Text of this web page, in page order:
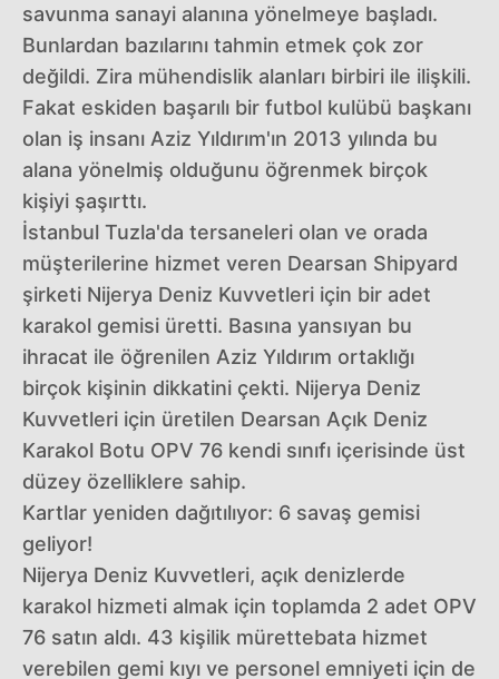
savunma sanayi alanına yönelmeye başladı.
Bunlardan bazılarını tahmin etmek çok zor
değildi. Zira mühendislik alanları birbiri ile ilişkili.
Fakat eskiden başarılı bir futbol kulübü başkanı
olan iş insanı Aziz Yıldırım'ın 2013 yılında bu
alana yönelmiş olduğunu öğrenmek birçok
kişiyi şaşırttı.
İstanbul Tuzla'da tersaneleri olan ve orada
müşterilerine hizmet veren Dearsan Shipyard
şirketi Nijerya Deniz Kuvvetleri için bir adet
karakol gemisi üretti. Basına yansıyan bu
ihracat ile öğrenilen Aziz Yıldırım ortaklığı
birçok kişinin dikkatini çekti. Nijerya Deniz
Kuvvetleri için üretilen Dearsan Açık Deniz
Karakol Botu OPV 76 kendi sınıfı içerisinde üst
düzey özelliklere sahip.
Kartlar yeniden dağıtılıyor: 6 savaş gemisi
geliyor!
Nijerya Deniz Kuvvetleri, açık denizlerde
karakol hizmeti almak için toplamda 2 adet OPV
76 satın aldı. 43 kişilik mürettebata hizmet
verebilen gemi kıyı ve personel emniyeti için de